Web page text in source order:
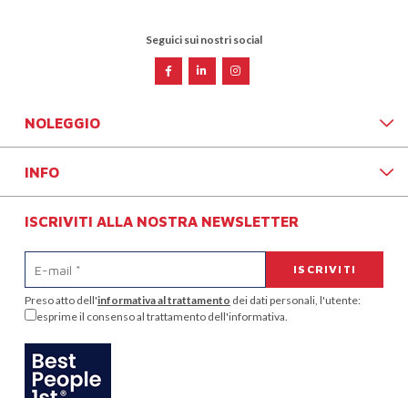
Seguici sui nostri social
NOLEGGIO
INFO
ISCRIVITI ALLA NOSTRA NEWSLETTER
Preso atto dell'informativa al trattamento dei dati personali, l'utente:
esprime il consenso al trattamento dell'informativa.